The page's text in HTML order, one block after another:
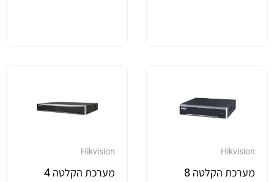
Hikvision
מערכת הקלטה 8
Hikvision
מערכת הקלטה 4